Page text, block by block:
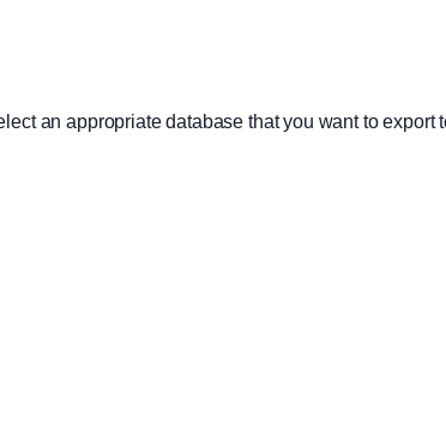
an appropriate database that you want to export